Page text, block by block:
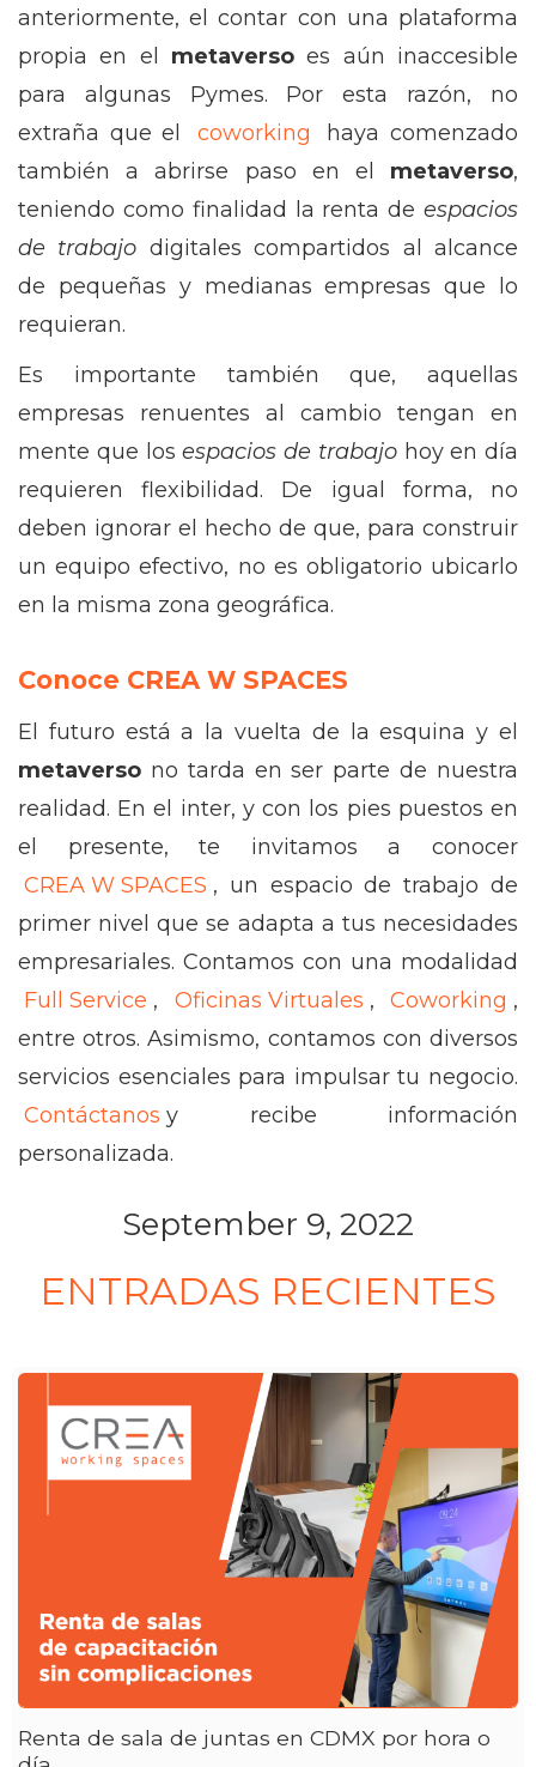
anteriormente, el contar con una plataforma
propia en el metaversoes aún inaccesible
para algunas Pymes. Por esta razón, no
extraña que el
coworking
haya comenzado
también a abrirse paso en el metaverso,
teniendo como finalidad la renta de espacios
de trabajo digitales compartidos al alcance
de pequeñas y medianas empresas que lo
requieran.
Es importante también que, aquellas
empresas renuentes al cambio tengan en
mente que losespacios de trabajohoy en día
requieren flexibilidad. De igual forma, no
deben ignorar el hecho de que, para construir
un equipo efectivo, no es obligatorio ubicarlo
en la misma zona geográfica.
Conoce CREA W SPACES
El futuro está a la vuelta de la esquina y el
metaverso no tarda en ser parte de nuestra
realidad. En el inter, y con los pies puestos en
el presente, te invitamos a conocer
CREA W SPACES , un espacio de trabajo de
primer nivel que se adapta a tus necesidades
empresariales. Contamos con una modalidad
Full Service , Oficinas Virtuales , Coworking ,
entre otros. Asimismo, contamos con diversos
servicios esenciales para impulsar tu negocio.
Contáctanos y recibe información
personalizada.
September 9, 2022
ENTRADAS RECIENTES
Renta de sala de juntas en CDMX por hora o